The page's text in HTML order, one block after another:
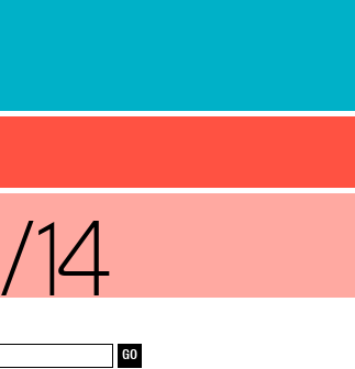
/14
GO